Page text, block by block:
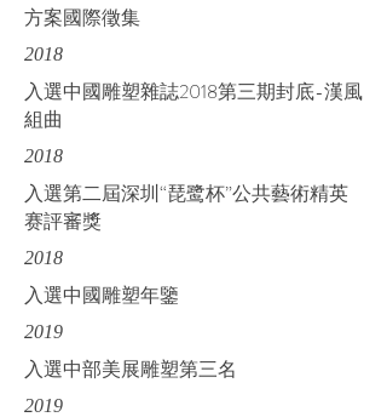
方案國際徵集
2018
入選中國雕塑雜誌2018第三期封底-漢風
組曲
2018
入選第二屆深圳“琵鹭杯”公共藝術精英
赛評審獎
2018
入選中國雕塑年鑒
2019
入選中部美展雕塑第三名
2019